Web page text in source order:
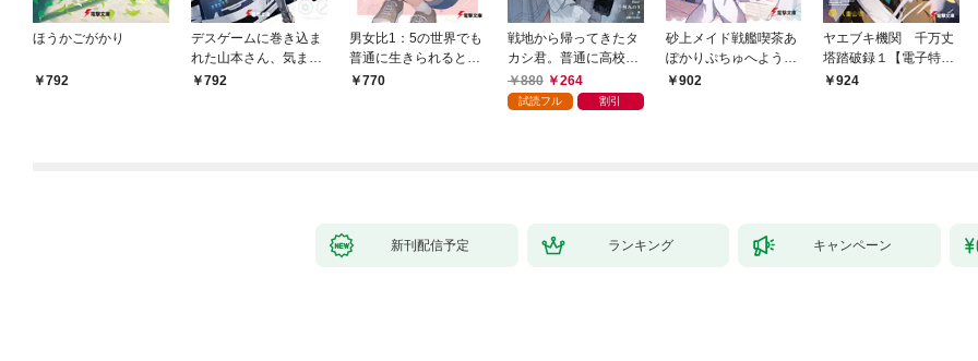
ほうかごがかり
792
デスゲームに巻き込ま
れた山本さん、気まま
にゲームバランスを崩
792
男女比1：5の世界でも
普通に生きられると思
った？ ～激重感情な
770
戦地から帰ってきたタ
カシ君。普通に高校生
活を送りたい【電子版
特典付】１
880 264
試読フル 割引
砂上メイド戦艦喫茶あ
ぽかりぷちゅへようこ
そ902
ヤエブキ機関 千万丈
塔踏破録１【電子特別
版】924
新刊配信予定 ランキング キャンペーン